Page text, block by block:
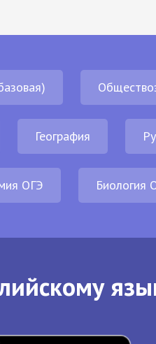
География
ОГЭ Биология